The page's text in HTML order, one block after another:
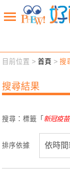
新聞觀點
退休先準備
目前位置 >首頁 >搜
搜尋結果
搜尋：標籤「 新冠疫苗
排序依據